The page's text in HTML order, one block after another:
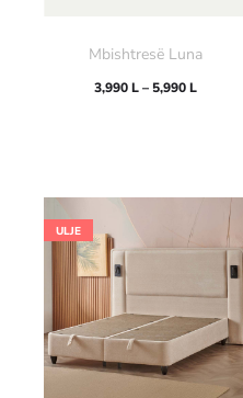
Mbishtresë Luna
3,990L– 5,990L
ULJE